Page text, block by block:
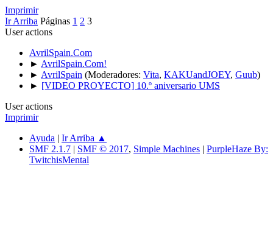
Imprimir
Ir Arriba Páginas 1 2 3
User actions
AvrilSpain.Com
► AvrilSpain.Com!
► AvrilSpain (Moderadores: Vita, KAKUandJOEY, Guub)
► [VIDEO PROYECTO] 10.º aniversario UMS
User actions
Imprimir
Ayuda | Ir Arriba ▲
SMF 2.1.7 | SMF © 2017, Simple Machines | PurpleHaze By:
TwitchisMental